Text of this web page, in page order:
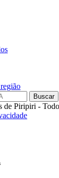
de Piripiri -